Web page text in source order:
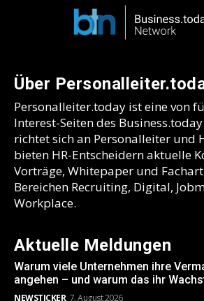
Über
Personalleiter.today ist eine von
Interest-Seiten des
richtet sich an Personalleiter und
bieten HR-Entscheidern aktuelle
Vorträge, Whitepaper und
Bereichen Recruiting, Digital,
Workplace.
Aktuelle Meldungen
Warum viele Unternehmen ihre
angehen – und warum das ihr
NEWSTICKER 7. August 2026